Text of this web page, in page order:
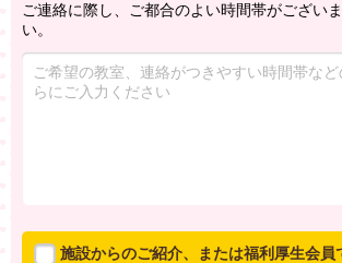
ご連絡に際し、ご都合のよい時間帯がござい
い。
施設からのご紹介、または福利厚生会員